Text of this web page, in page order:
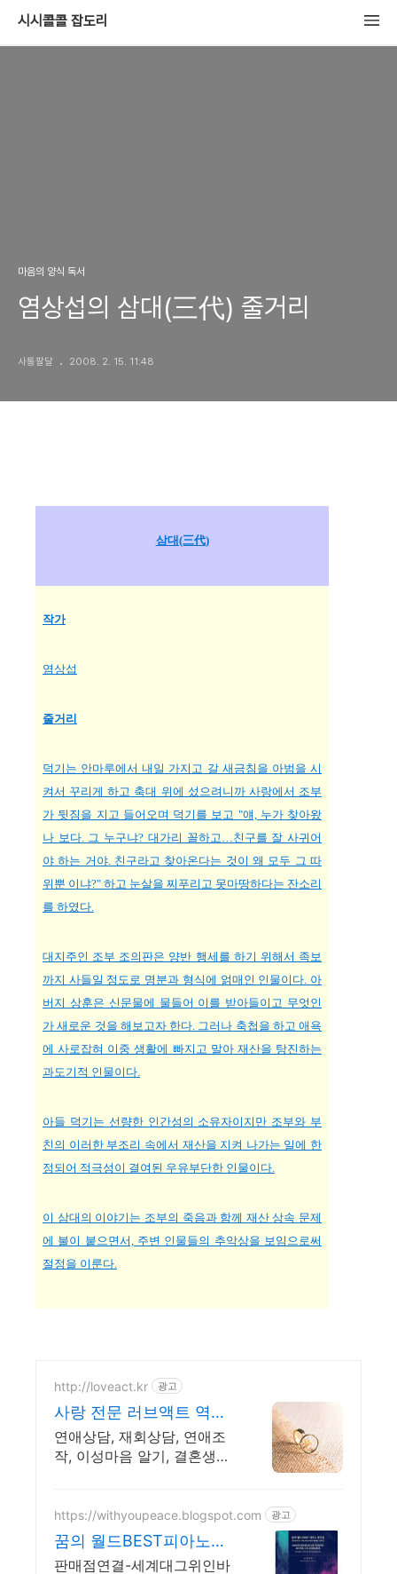
시시콜콜 잡도리
마음의 양식 독서
염상섭의 삼대(三代) 줄거리
사통팔달 2008. 2. 15. 11:48
삼대(三代)
작가
염상섭
줄거리
덕기는 안마루에서 내일 가지고 갈 새금침을 아범을 시
켜서 꾸리게 하고 축대 위에 섰으려니까 사랑에서 조부
가 뒷짐을 지고 들어오며 덕기를 보고 "얘, 누가 찾아왔
나 보다. 그 누구냐? 대가리 꼴하고…친구를 잘 사귀어
야 하는 거야. 친구라고 찾아온다는 것이 왜 모두 그 따
위뿐 이냐?" 하고 눈살을 찌푸리고 못마땅하다는 잔소리
를 하였다.
대지주인 조부 조의판은 양반 행세를 하기 위해서 족보
까지 사들일 정도로 명분과 형식에 얽매인 인물이다. 아
버지 상훈은 신문물에 물들어 이를 받아들이고 무엇인
가 새로운 것을 해보고자 한다. 그러나 축첩을 하고 애욕
에 사로잡혀 이중 생활에 빠지고 말아 재산을 탕진하는
과도기적 인물이다.
아들 덕기는 선량한 인간성의 소유자이지만 조부와 부
친의 이러한 부조리 속에서 재산을 지켜 나가는 일에 한
정되어 적극성이 결여된 우유부단한 인물이다.
이 삼대의 이야기는 조부의 죽음과 함께 재산 상속 문제
에 불이 붙으면서, 주변 인물들의 추악상을 보임으로써
절정을 이룬다.
http://loveact.kr 광고
사랑 전문 러브액트 역할
대행운영 실전경험 충분
연애상담, 재회상담, 연애조
작, 이성마음 알기, 결혼생활
로 도움이 되는 상담, 일단 문
의부탁드립니다.
https://withyoupeace.blogspot.com 광고
꿈의 월드BEST피아노명
곡집
판매점연결-세계대그위인바